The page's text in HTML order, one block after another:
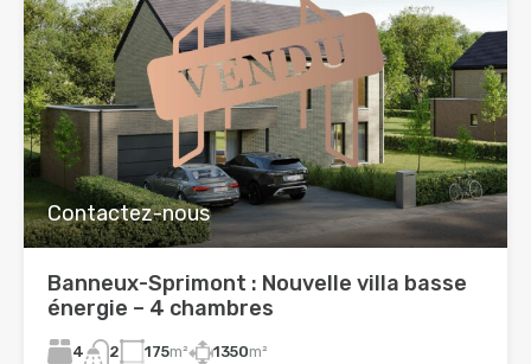
Contactez-nous
Banneux-Sprimont : Nouvelle villa basse
énergie – 4 chambres
4 2 175m² 1350m²